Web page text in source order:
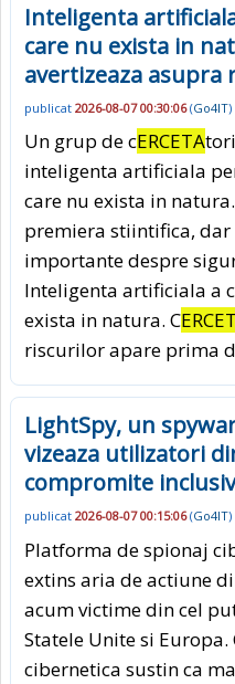
Inteligenta
care nu exista in
avertizeaza asupra
publicat 2026-08-07 00:30:06(Go4IT)
Un grup de cERCETA
inteligenta artificiala
care nu exista in
premiera stiintifica,
importante despre
Inteligenta artificiala a
exista in natura. C
riscurilor apare prima
LightSpy, un
vizeaza utilizatori
compromite
publicat 2026-08-07 00:15:06(Go4IT)
Platforma de spionaj
extins aria de actiune
acum victime din cel
Statele Unite si Europa.
cibernetica sustin ca